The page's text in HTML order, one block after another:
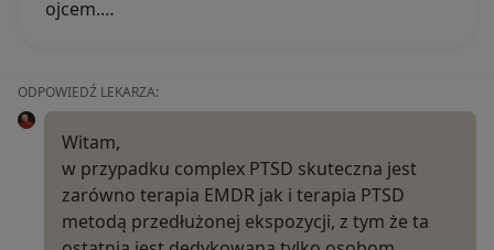
ojcem.…
ODPOWIEDŹ LEKARZA:
Witam,
w przypadku complex PTSD skuteczna jest
zarówno terapia EMDR jak i terapia PTSD
metodą przedłużonej ekspozycji, z tym że ta